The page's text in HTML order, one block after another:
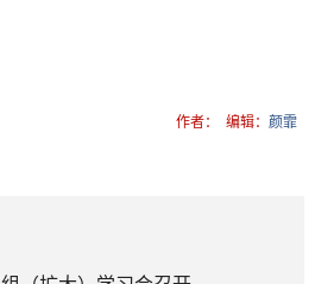
作者： 编辑：颜霏